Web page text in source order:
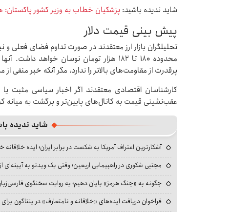
شاید ندیده باشید: پزشکیان خطاب به وزیر کشور پاکستان:
پیش بینی قیمت دلار
تحلیلگران بازار ارز معتقدند در صورت تداوم فضای فعلی و
محدوده ۱۸۰ تا ۱۸۲ هزار تومان نوسان
پرقدرت از مقاومت‌های بالاتر را ندارد، مگر آنکه خبر منفی از
کارشناسان اقتصادی معتقدند اگر اخبار سیاسی مثبت
عقب‌نشینی قیمت به کانال‌های پایین‌تر و برگشت به میانه کریدور ۱۷۵ هزار تومانی نیز
شاید ندیده
آشکارترین اعتراف آمریکا به شکست در برابر ایران؛ ایده خلاقانه
مجتبی شکوری در راهپیمایی اربعین؛ وقتی یک ویدئو به
چگونه به «جنگ هرمز» پایان دهیم؛ به روایت سخنگوی
فراخوان دریافت ایده‌های «خلاقانه و نامتعارف» در پنتاگون